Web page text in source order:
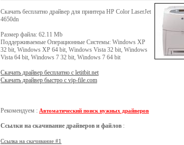
Скачать бесплатно драйвер для принтера HP Color LaserJet
4650dn
Размер файла: 62.11 Mb
Поддерживаемые Операционные Системы: Windows XP
32 bit, Windows XP 64 bit, Windows Vista 32 bit, Windows
Vista 64 bit, Windows 7 32 bit, Windows 7 64 bit
Скачать драйвер бесплатно с letitbit.net
Скачать драйвер быстро с vip-file.com
Рекомендуем : Автоматический поиск нужных драйверов
Ссылки на скачивание драйверов и файлов :
Ссылка на скачивание #1